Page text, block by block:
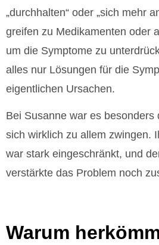
„durchhalten“ oder „sich mehr
greifen zu Medikamenten oder
um die Symptome zu
alles nur Lösungen für die
eigentlichen Ursachen.
Bei Susanne war es besonders
sich wirklich zu allem zwingen.
war stark eingeschränkt, und
verstärkte das Problem noch
Warum